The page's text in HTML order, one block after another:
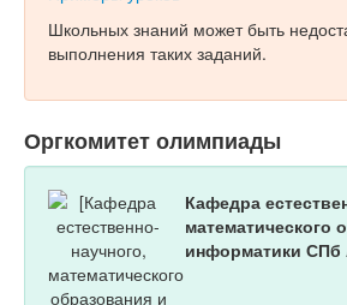
Школьных знаний может быть
выполнения таких заданий.
Оргкомитет олимпиады
Кафедра
математического
информатики